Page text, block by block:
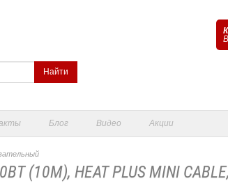
Найти
Блог Видео Акции
(10М), HEAT PLUS MINI